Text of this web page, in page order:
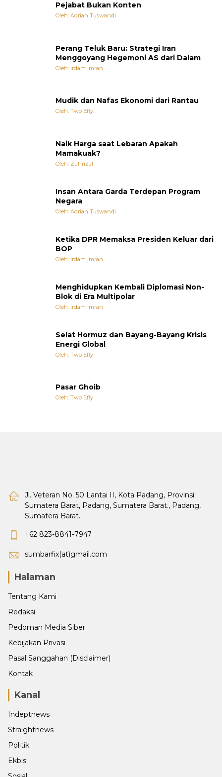
Pejabat Bukan Konten
Oleh: Adrian Tuswandi
Perang Teluk Baru: Strategi Iran
Menggoyang Hegemoni AS dari Dalam
Oleh: Irdam Imran
Mudik dan Nafas Ekonomi dari Rantau
Oleh: Two Efly
Naik Harga saat Lebaran Apakah
Mamakuak?
Oleh: Zuhrizul
Insan Antara Garda Terdepan Program
Negara
Oleh: Adrian Tuswandi
Ketika DPR Memaksa Presiden Keluar dari
BOP
Oleh: Irdam Imran
Menghidupkan Kembali Diplomasi Non-
Blok di Era Multipolar
Oleh: Irdam Imran
Selat Hormuz dan Bayang-Bayang Krisis
Energi Global
Oleh: Two Efly
Pasar Ghoib
Oleh: Two Efly
Jl. Veteran No. 50 Lantai II, Kota Padang, Provinsi
Sumatera Barat, Padang, Sumatera Barat., Padang,
Sumatera Barat.
+62 823-8841-7947
sumbarfix(at)gmail.com
Halaman
Tentang Kami
Redaksi
Pedoman Media Siber
Kebijakan Privasi
Pasal Sanggahan (Disclaimer)
Kontak
Kanal
Indeptnews
Straightnews
Politik
Ekbis